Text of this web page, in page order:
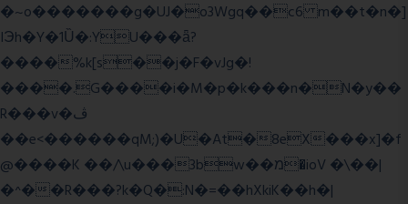
�~o�������g�UJ�o3Wgq��c6 m��t�n�]
IЭh�Y�1Ȕ�:YU���ǟ?
����%k[s��j�F�vJg�!
����.G����i�M�p�k���n�N�y��
R���v�ڤ
��e<������qM;)�U�At�8eX���x]�f
@����K ��/\u���3bw��מ�ioV �\��|
�^��R���?k�Q�:N�=��hXkiK��h�|